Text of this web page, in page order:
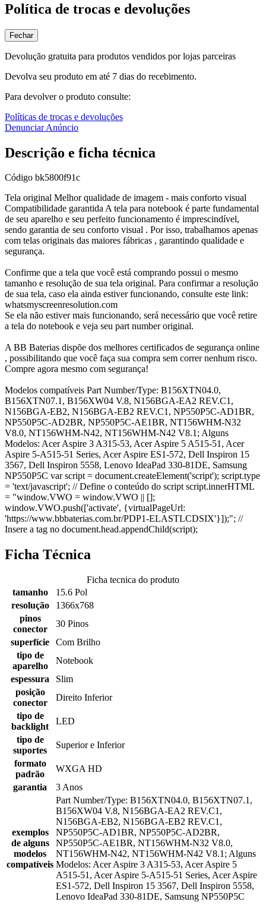
Política de trocas e devoluções
Fechar
Devolução gratuita para produtos vendidos por lojas parceiras
Devolva seu produto em até 7 dias do recebimento.
Para devolver o produto consulte:
Políticas de trocas e devoluções
Denunciar Anúncio
Descrição e ficha técnica
Código bk5800f91c
Tela original Melhor qualidade de imagem - mais conforto visual
Compatibilidade garantida A tela para notebook é parte fundamental
de seu aparelho e seu perfeito funcionamento é imprescindível,
sendo garantia de seu conforto visual . Por isso, trabalhamos apenas
com telas originais das maiores fábricas , garantindo qualidade e
segurança.
Confirme que a tela que você está comprando possui o mesmo
tamanho e resolução de sua tela original. Para confirmar a resolução
de sua tela, caso ela ainda estiver funcionando, consulte este link:
whatsmyscreenresolution.com
Se ela não estiver mais funcionando, será necessário que você retire
a tela do notebook e veja seu part number original.
A BB Baterias dispõe dos melhores certificados de segurança online
, possibilitando que você faça sua compra sem correr nenhum risco.
Compre agora mesmo com segurança!
Modelos compatíveis Part Number/Type: B156XTN04.0,
B156XTN07.1, B156XW04 V.8, N156BGA-EA2 REV.C1,
N156BGA-EB2, N156BGA-EB2 REV.C1, NP550P5C-AD1BR,
NP550P5C-AD2BR, NP550P5C-AE1BR, NT156WHM-N32
V8.0, NT156WHM-N42, NT156WHM-N42 V8.1; Alguns
Modelos: Acer Aspire 3 A315-53, Acer Aspire 5 A515-51, Acer
Aspire 5-A515-51 Series, Acer Aspire ES1-572, Dell Inspiron 15
3567, Dell Inspiron 5558, Lenovo IdeaPad 330-81DE, Samsung
NP550P5C var script = document.createElement('script'); script.type
= 'text/javascript'; // Define o conteúdo do script script.innerHTML
= "window.VWO = window.VWO || [];
window.VWO.push(['activate', {virtualPageUrl:
'https://www.bbbaterias.com.br/PDP1-ELASTLCDSIX'}]);"; //
Insere a tag no document.head.appendChild(script);
Ficha Técnica
Ficha tecnica do produto
tamanho
15.6 Pol
resolução
1366x768
pinos
conector
30 Pinos
superfície
Com Brilho
tipo de
aparelho
Notebook
espessura
Slim
posição
conector
Direito Inferior
tipo de
backlight
LED
tipo de
suportes
Superior e Inferior
formato
padrão
WXGA HD
garantia
3 Anos
exemplos
de alguns
modelos
compatíveis
Part Number/Type: B156XTN04.0, B156XTN07.1,
B156XW04 V.8, N156BGA-EA2 REV.C1,
N156BGA-EB2, N156BGA-EB2 REV.C1,
NP550P5C-AD1BR, NP550P5C-AD2BR,
NP550P5C-AE1BR, NT156WHM-N32 V8.0,
NT156WHM-N42, NT156WHM-N42 V8.1; Alguns
Modelos: Acer Aspire 3 A315-53, Acer Aspire 5
A515-51, Acer Aspire 5-A515-51 Series, Acer Aspire
ES1-572, Dell Inspiron 15 3567, Dell Inspiron 5558,
Lenovo IdeaPad 330-81DE, Samsung NP550P5C